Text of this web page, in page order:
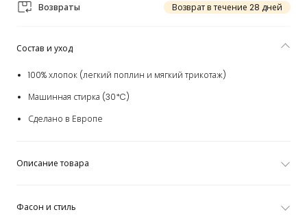
Возвраты Возврат в течение 28 дней
Состав и уход
100% хлопок (легкий поплин и мягкий трикотаж)
Машинная стирка (30*C)
Сделано в Европе
Описание товара
Фасон и стиль